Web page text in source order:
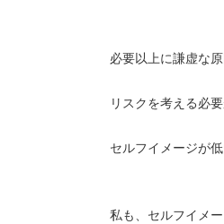
必要以上に謙虚な
リスクを考える必
セルフイメージが
私も、セルフイメ